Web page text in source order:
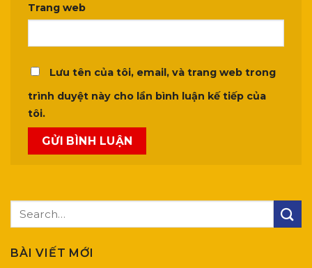
Trang web
Lưu tên của tôi, email, và trang web trong
trình duyệt này cho lần bình luận kế tiếp của
tôi.
BÀI VIẾT MỚI